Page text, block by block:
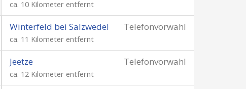
ca. 10 Kilometer entfernt
Telefonvorwahl
Winterfeld bei Salzwedel
ca. 11 Kilometer entfernt
Telefonvorwahl
Jeetze
ca. 12 Kilometer entfernt